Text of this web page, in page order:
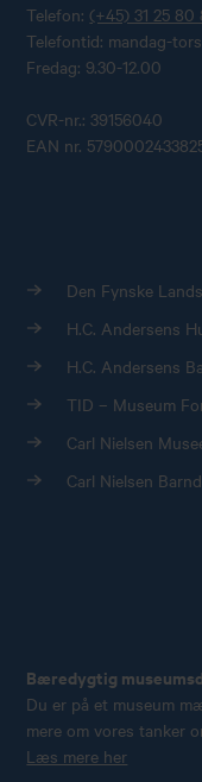
Telefon: (+45) 31 25 80
Telefontid: mandag-
Fredag: 9.30-12.00
CVR-nr.: 39156040
EAN nr.
Den Fynske
H.C. Andersens
H.C. Andersens
TID – Museum
Carl Nielsen
Carl Nielsen
Bæredygtig
Du er på et museum
mere om vores tanker
Læs mere her